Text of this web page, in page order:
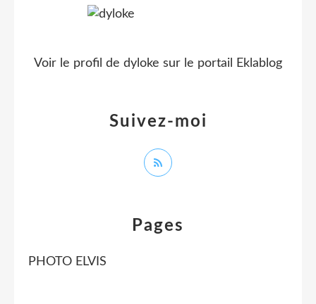
Pages
PHOTO ELVIS
Suivez-moi
Voir le profil de dyloke sur le portail Eklablog